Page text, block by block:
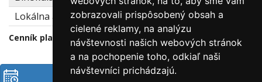
zobrazovali prispôsobený obsah a
cielené reklamy, na analýzu
návštevnosti našich webových stránok
a na pochopenie toho, odkiaľ naši
návštevníci prichádzajú.
Lokálna anestéza inj/ krem
Cenník platný od 3.1.2026
Objednať